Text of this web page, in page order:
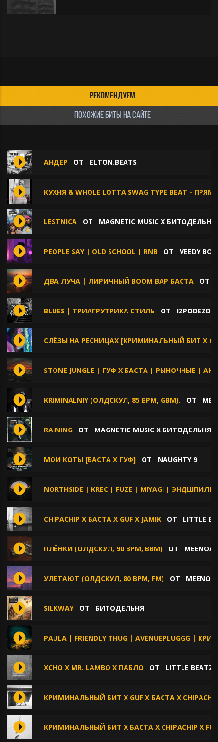
РЕКОМЕНДУЕМ
ПОХОЖИЕ БИТЫ НА САЙТЕ
АНДЕР ОТ ELTON.BEATS
КУХНЯ & WHOLE LOTTA SWAG TYPE BEAT -
LESTNICA ОТ MAGNETIC MUSIC X БИТОДЕЛЬНЯ
PEOPLE SAY | OLD SCHOOL | RNB ОТ VEEDY BOY
ДВА ЛУЧА | ЛИРИЧНЫЙ BOOM BAP БАСТА ОТ
BLUES | ТРИАГРУТРИКА СТИЛЬ ОТ
СЛЁЗЫ НА РЕСНИЦАХ [КРИМИНАЛЬНЫЙ БИТ Х
STONE JUNGLE | ГУФ X БАСТА | РЫНОЧНЫЕ |
KRIMINALNIY (ОЛДСКУЛ, 85 BPM, GBM). ОТ
RAINING ОТ MAGNETIC MUSIC X БИТОДЕЛЬНЯ X
МОИ КОТЫ [БАСТА Х ГУФ] ОТ NAUGHTY 9
NORTHSIDE | KREC | FUZE | MIYAGI | ЭНДШПИЛЬ
CHIPACHIP X БАСТА X GUF X JAMIK ОТ LITTLE
ПЛЁНКИ (ОЛДСКУЛ, 90 BPM, BBM) ОТ
УЛЕТАЮТ (ОЛДСКУЛ, 80 BPM, FM) ОТ
SILKWAY ОТ БИТОДЕЛЬНЯ
PAULA | FRIENDLY THUG | AVENUEPLUGGG |
XCHO X MR. LAMBO X ПАБЛО ОТ LITTLE BEATZ
КРИМИНАЛЬНЫЙ БИТ X GUF X БАСТА X
КРИМИНАЛЬНЫЙ БИТ X БАСТА X CHIPACHIP X